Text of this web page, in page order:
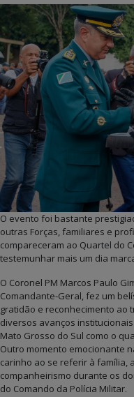
O evento foi bastante
outras Forças, familiares e
compareceram ao Quartel do
testemunhar mais um dia
O Coronel PM Marcos Paulo
Comandante-Geral, fez um
gratidão e reconhecimento ao
diversos avanços
Mato Grosso do Sul como o
Outro momento emocionante
carinho ao se referir à família,
companheirismo durante os
do Comando da Polícia Militar.